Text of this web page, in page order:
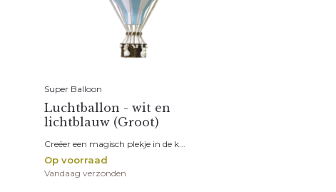
Super Balloon
Luchtballon - wit en
lichtblauw (Groot)
Creëer een magisch plekje in de k...
Op voorraad
Vandaag verzonden